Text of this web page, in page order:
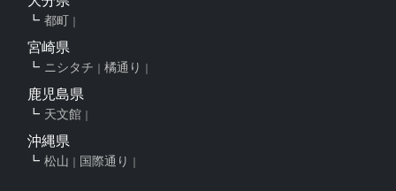
都町
宮崎県
ニシタチ 橘通り
鹿児島県
天文館
沖縄県
松山 国際通り